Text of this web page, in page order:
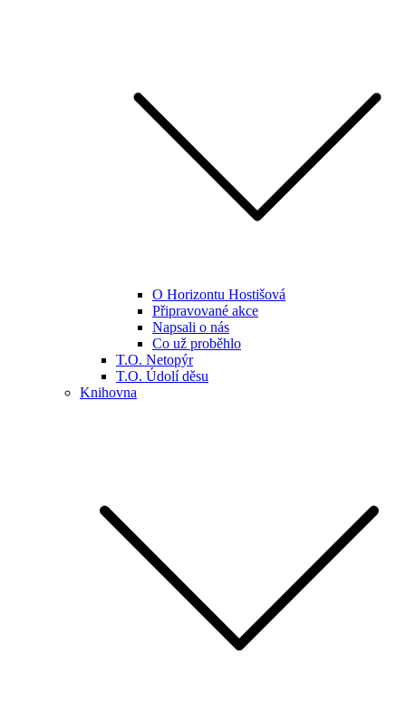
O Horizontu Hostišová
Připravované akce
Napsali o nás
Co už proběhlo
T.O. Netopýr
T.O. Údolí děsu
Knihovna